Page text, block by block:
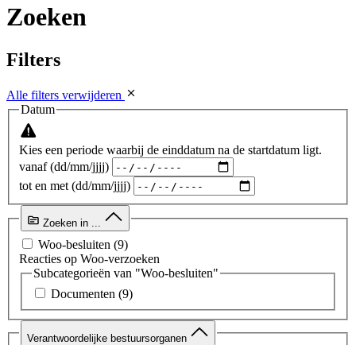
Zoeken
Filters
Alle filters verwijderen
Datum
Kies een periode waarbij de einddatum na de startdatum ligt.
vanaf (dd/mm/jjjj)
tot en met (dd/mm/jjjj)
Zoeken in ...
Woo-besluiten (9)
Reacties op Woo-verzoeken
Subcategorieën van "Woo-besluiten"
Documenten (9)
Verantwoordelijke bestuursorganen